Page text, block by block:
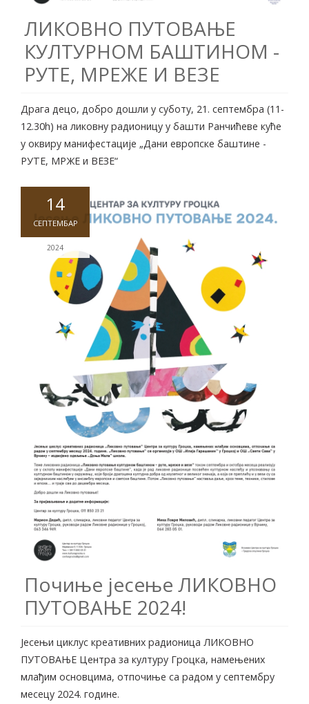
ЛИКОВНО ПУТОВАЊЕ
КУЛТУРНОМ БАШТИНОМ -
РУТЕ, МРЕЖЕ И ВЕЗЕ
Драга децо, добро дошли у суботу, 21. септембра (11-
12.30h) на ликовну радионицу у башти Ранчићеве куће
у оквиру манифестације „Дани европске баштине -
РУТЕ, МРЖЕ и ВЕЗЕ“
14
СЕПТЕМБАР
2024
Почиње јесење ЛИКОВНО
ПУТОВАЊЕ 2024!
Јесењи циклус креативних радионица ЛИКОВНО
ПУТОВАЊЕ Центра за културу Гроцка, намењених
млађим основцима, отпочиње са радом у септембру
месецу 2024. године.